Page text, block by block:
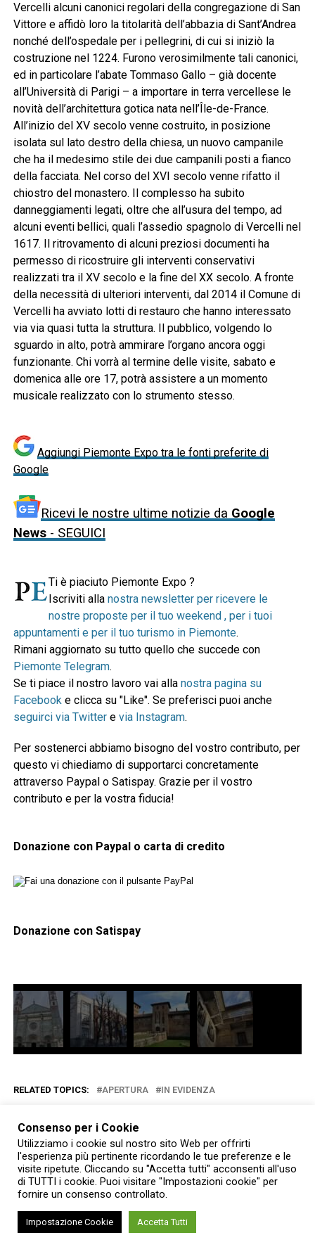
Vercelli alcuni canonici regolari della congregazione di San
Vittore e affidò loro la titolarità dell’abbazia di Sant’Andrea
nonché dell’ospedale per i pellegrini, di cui si iniziò la
costruzione nel 1224. Furono verosimilmente tali canonici,
ed in particolare l’abate Tommaso Gallo – già docente
all’Università di Parigi – a importare in terra vercellese le
novità dell’architettura gotica nata nell’Île-de-France.
All’inizio del XV secolo venne costruito, in posizione
isolata sul lato destro della chiesa, un nuovo campanile
che ha il medesimo stile dei due campanili posti a fianco
della facciata. Nel corso del XVI secolo venne rifatto il
chiostro del monastero. Il complesso ha subito
danneggiamenti legati, oltre che all’usura del tempo, ad
alcuni eventi bellici, quali l’assedio spagnolo di Vercelli nel
1617. Il ritrovamento di alcuni preziosi documenti ha
permesso di ricostruire gli interventi conservativi
realizzati tra il XV secolo e la fine del XX secolo. A fronte
della necessità di ulteriori interventi, dal 2014 il Comune di
Vercelli ha avviato lotti di restauro che hanno interessato
via via quasi tutta la struttura. Il pubblico, volgendo lo
sguardo in alto, potrà ammirare l’organo ancora oggi
funzionante. Chi vorrà al termine delle visite, sabato e
domenica alle ore 17, potrà assistere a un momento
musicale realizzato con lo strumento stesso.
Aggiungi Piemonte Expo tra le fonti preferite di
Google
Ricevi le nostre ultime notizie da Google
News- SEGUICI
Ti è piaciuto Piemonte Expo ?
Iscriviti alla nostra newsletter per ricevere le
nostre proposte per il tuo weekend , per i tuoi
appuntamenti e per il tuo turismo in Piemonte.
Rimani aggiornato su tutto quello che succede con
Piemonte Telegram.
Se ti piace il nostro lavoro vai alla nostra pagina su
Facebooke clicca su "Like". Se preferisci puoi anche
seguirci via Twittere via Instagram.
Per sostenerci abbiamo bisogno del vostro contributo, per
questo vi chiediamo di supportarci concretamente
attraverso Paypal o Satispay. Grazie per il vostro
contributo e per la vostra fiducia!
Donazione con Paypal o carta di credito
Donazione con Satispay
RELATED TOPICS: APERTURA IN EVIDENZA
YOU MAY LIKE
Aperta tutta l’estate alle visite guidate
l’ex chiesa medievale di San Francesco
ad Alessandria
A Usseglio la Mostra Mercato dei
Prodotti Naturali e Mestieri delle Valli:
Consenso per i Cookie
Utilizziamo i cookie sul nostro sito Web per offrirti
l'esperienza più pertinente ricordando le tue preferenze e le
visite ripetute. Cliccando su "Accetta tutti" acconsenti all'uso
di TUTTI i cookie. Puoi visitare "Impostazioni cookie" per
fornire un consenso controllato.
Impostazione Cookie Accetta Tutti